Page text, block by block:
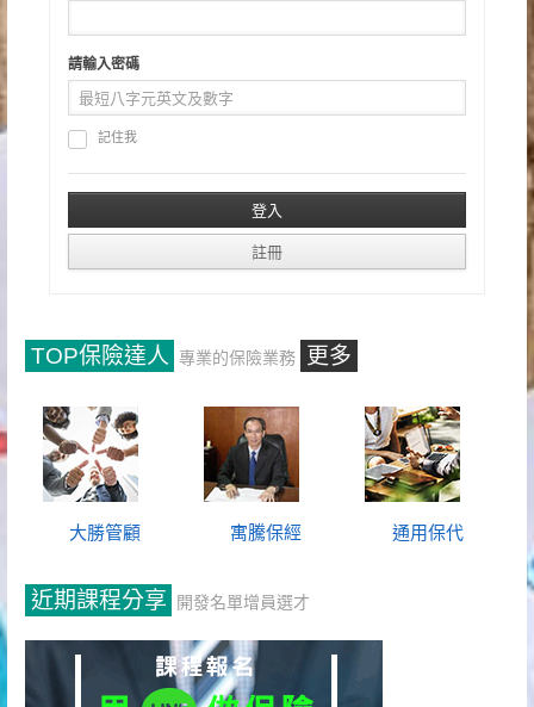
請輸入密碼
記住我
TOP保險達人 專業的保險業務 更多
大勝管顧 寓騰保經 通用保代
近期課程分享 開發名單增員選才